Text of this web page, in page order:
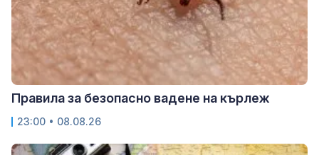
Правила за безопасно вадене на кърлеж
23:00 • 08.08.26